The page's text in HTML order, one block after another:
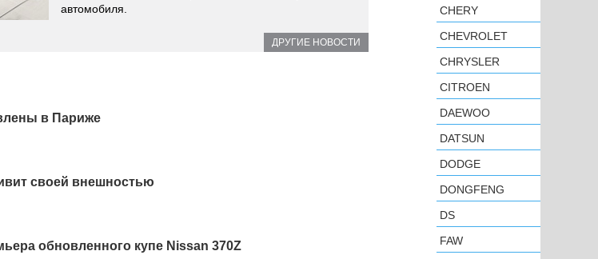
автомобиля.
ДРУГИЕ НОВОСТИ
в Париже
своей внешностью
обновленного купе Nissan 370Z
CHERY
CHEVROLET
CHRYSLER
CITROEN
DAEWOO
DATSUN
DODGE
DONGFENG
DS
FAW